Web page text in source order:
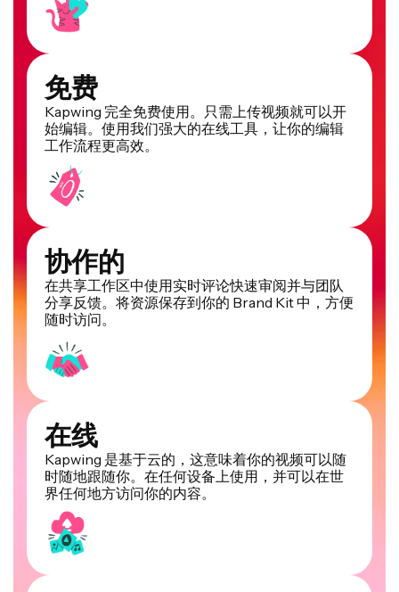
免费
Kapwing 完全免费使用。只需上传视频就可以开
始编辑。使用我们强大的在线工具，让你的编辑
工作流程更高效。
协作的
在共享工作区中使用实时评论快速审阅并与团队
分享反馈。将资源保存到你的 Brand Kit 中，方便
随时访问。
在线
Kapwing 是基于云的，这意味着你的视频可以随
时随地跟随你。在任何设备上使用，并可以在世
界任何地方访问你的内容。